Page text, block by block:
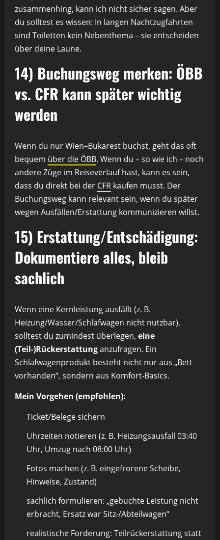
zusammenhing, kann ich nicht sicher sagen. Aber
du solltest es wissen: In langen Nachtzugfahrten
sind Toiletten kein Nebenthema – sie entscheiden
über deine Laune.
14) Buchungsweg merken: ÖBB
vs. CFR kann später wichtig
werden
Wenn du nur Wien–Bukarest buchst, geht das oft
bequem über die ÖBB. Wenn du – so wie ich – noch
andere Züge im Reiseverlauf hast, kann es sein,
dass du direkt bei der CFR kaufen musst. Der
Buchungsweg kann relevant sein, wenn du später
wegen Ausfällen/Erstattung kommunizieren willst.
15) Erstattung/Entschädigung:
Dokumentiere alles, bleib
sachlich
Wenn eine Kernleistung ausfällt (z. B.
Heizung/Wasser/Schlafwagen nicht nutzbar),
solltest du zumindest überlegen, eine
(Teil-)Rückerstattunganzufragen. Ein
Schlafwagenprodukt besteht nicht nur aus „Bett
vorhanden“, sondern aus Komfort-Basics.
Mein Vorgehen (empfohlen):
Ticket/Belege sichern
Uhrzeiten notieren (z. B. Heizungsausfall 03:40
Uhr, Umzug nach 08:00 Uhr)
Fotos machen (z. B. eingefrorene Scheibe,
Hinweise, Zustand)
sachlich formulieren: „gebuchte Leistung nicht
erbracht, Ersatz war Sitz-/Abteilwagen“
realistische Forderung: Teilrückerstattung statt